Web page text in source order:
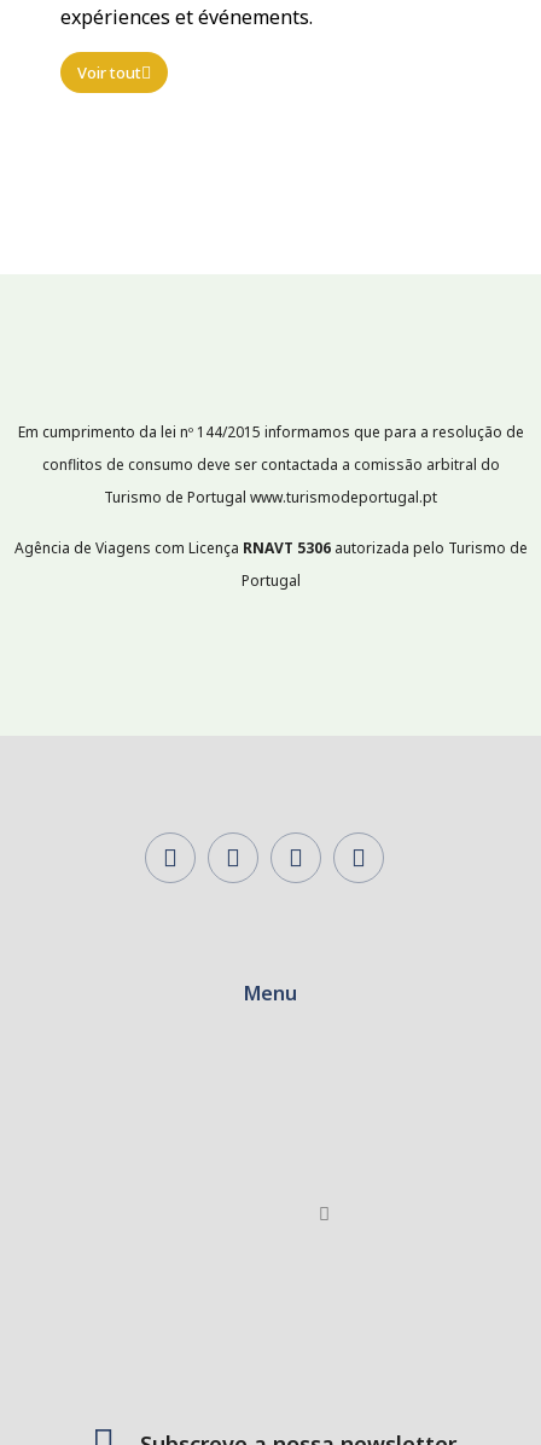
expériences et événements.
Voir tout
Em cumprimento da lei nº 144/2015 informamos que para a resolução de
conflitos de consumo deve ser contactada a comissão arbitral do
Turismo de Portugal www.turismodeportugal.pt
Agência de Viagens com Licença RNAVT 5306 autorizada pelo Turismo de
Portugal
Menu